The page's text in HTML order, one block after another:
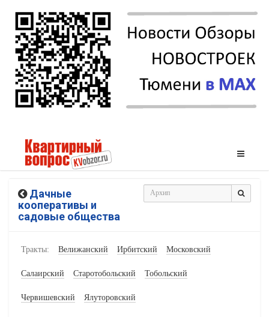
Дачные
кооперативы и
садовые общества
Тракты: Велижанский Ирбитский Московский
Салаирский Старотобольский Тобольский
Червишевский Ялуторовский